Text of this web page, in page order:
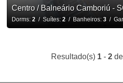
Centro / Balneário Camboriú -
Dorms: 2/ Suítes: 2/ Banheiros: 3/
Resultado(s) 1- 2de